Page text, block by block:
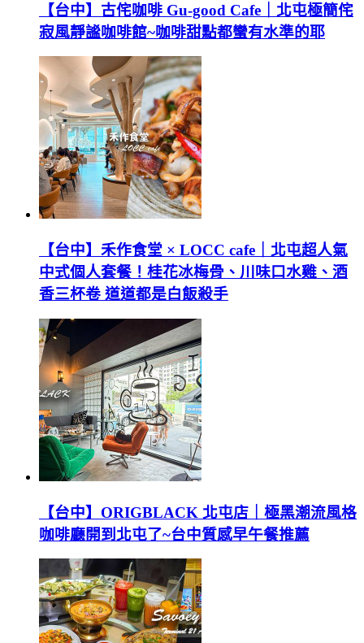
【台中】古侘咖啡 Gu-good Cafe｜北屯極簡侘
寂風靜謐咖啡館~咖啡甜點都蠻有水準的耶
【台中】禾作食堂 × LOCC cafe｜北屯超人氣
中式個人套餐！桂花冰梅骨、川味口水雞、酒
香三杯卷 道道都是白飯殺手
【台中】ORIGBLACK 北屯店｜極黑潮流風格
咖啡廳開到北屯了~台中質感早午餐推薦